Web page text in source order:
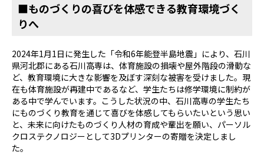
■ものづくりの喜びを体感できる教育環境づく
りへ
2024年1月1日に発生した「令和6年能登半島地震」により、石川
県河北郡にある石川高専は、体育施設の損壊や屋外階段の滑動な
ど、教育環境に大きな影響を及ぼす深刻な被害を受けました。現
在も体育施設が再建中であるなど、学生たちは修学環境に制約が
ある中で学んでいます。こうした状況の中、石川高専の学生たち
にものづくり教育を通じて喜びを体感してもらいたいという思い
と、未来に向けたものづくり人材の育成や輩出を願い、パーソル
クロステクノロジーとして3Dプリンターの寄贈を決定しまし
た。